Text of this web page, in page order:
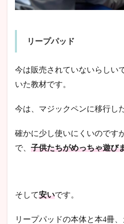
リープパッド
今は販売されていないらしい
いた教材です。
今は、マジックペンに移行し
確かに少し使いにくいのです
で、 子供たちがめっちゃ遊び
そして安いです。
リープパッドの本体と本4冊